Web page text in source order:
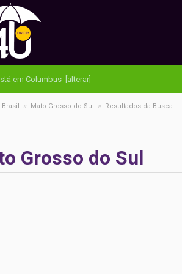
em Columbus [alterar]
Brasil » Mato Grosso do Sul » Resultados da Busca
Grosso do Sul